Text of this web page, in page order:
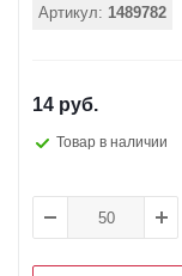
Артикул: 1489782
14 руб.
Товар в наличии